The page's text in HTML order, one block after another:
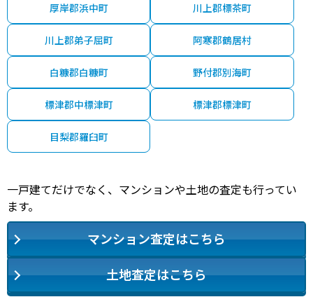
厚岸郡浜中町 川上郡標茶町
川上郡弟子屈町 阿寒郡鶴居村
白糠郡白糠町 野付郡別海町
標津郡中標津町 標津郡標津町
目梨郡羅臼町
一戸建てだけでなく、マンションや土地の査定も行ってい
ます。
マンション査定はこちら
土地査定はこちら